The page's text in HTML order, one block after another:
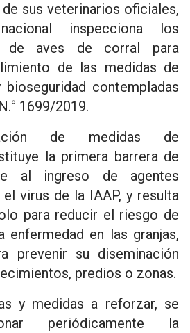
sus veterinarios oficiales,
inspecciona los
de aves de corral para
de las medidas de
bioseguridad contempladas
1699/2019.
de medidas de
la primera barrera de
al ingreso de agentes
virus de la IAAP, y resulta
para reducir el riesgo de
enfermedad en las granjas,
prevenir su diseminación
predios o zonas.
y medidas a reforzar, se
periódicamente la